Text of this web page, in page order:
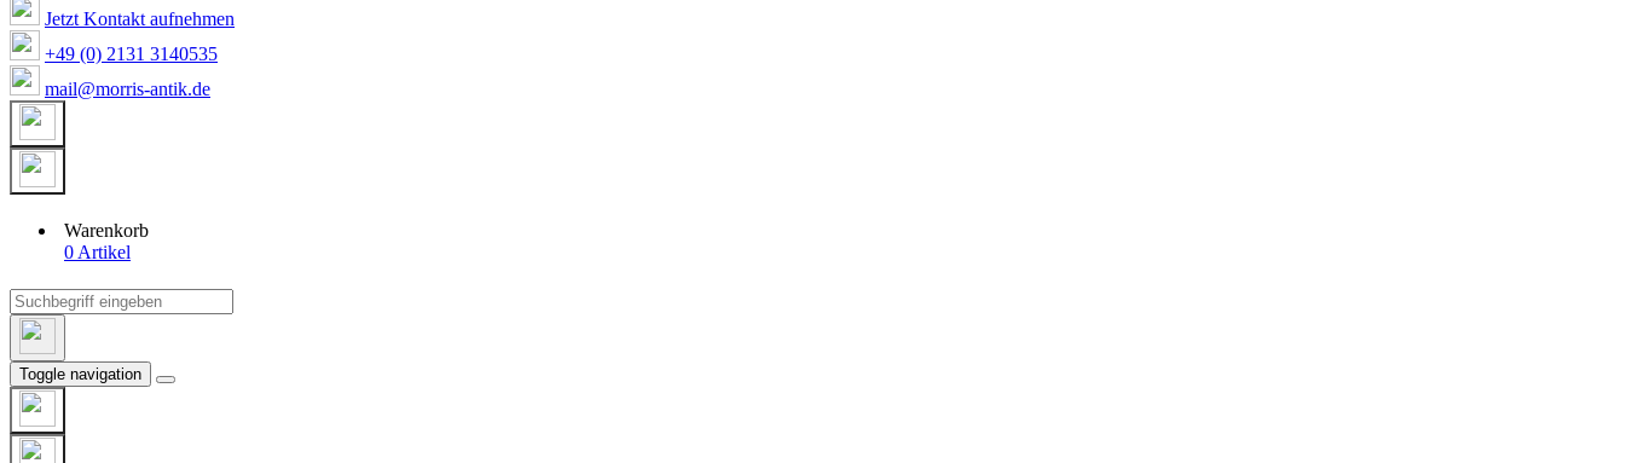
Jetzt Kontakt aufnehmen
+49 (0) 2131 3140535
mail@morris-antik.de
Warenkorb
0 Artikel
Toggle navigation